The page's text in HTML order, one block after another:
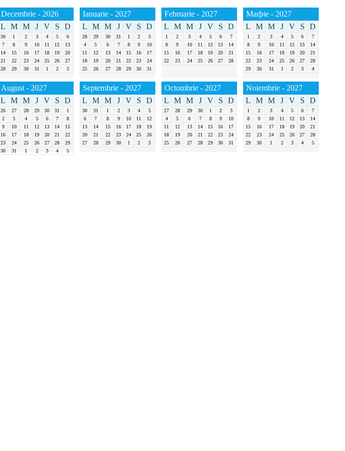
Decembrie - 2026
L
M M J V S D
30 1 2 3 4 5
6
7
8 9 10 11 12
13
14
15 16 17 18 19
20
21
22 23 24 25 26
27
28
29 30 31 1 2 3
Ianuarie - 2027
L
M M J V S D
28 29 30 31 1 2
3
4
5 6 7 8 9
10
11
12 13 14 15 16
17
18
19 20 21 22 23
24
25
26 27 28 29 30 31
Februarie - 2027
L
M M J V S D
1 2 3 4 5 6
7
8
9 10 11 12 13
14
15
16 17 18 19 20
21
22
23 24 25 26 27 28
Marþie - 2027
L
M M J V S D
1 2 3 4 5 6
7
8
9 10 11 12 13
14
15
16 17 18 19 20
21
22
23 24 25 26 27
28
29
30 31 1 2 3 4
August - 2027
L
M M J V S D
26 27 28 29 30 31
1
2
3 4 5 6 7
8
9
10 11 12 13 14
15
16
17 18 19 20 21
22
23
24 25 26 27 28
29
30
31 1 2 3 4 5
Septembrie - 2027
L
M M J V S D
30 31 1 2 3 4
5
6
7 8 9 10 11
12
13
14 15 16 17 18
19
20
21 22 23 24 25
26
27
28 29 30 1 2 3
Octombrie - 2027
L
M M J V S D
27 28 29 30 1 2
3
4
5 6 7 8 9
10
11
12 13 14 15 16
17
18
19 20 21 22 23
24
25
26 27 28 29 30 31
Noiembrie - 2027
L
M M J V S D
1 2 3 4 5 6
7
8
9 10 11 12 13
14
15
16 17 18 19 20
21
22
23 24 25 26 27
28
29
30 1 2 3 4 5